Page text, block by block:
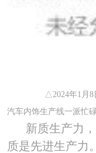
△2024年1 月 8
汽车内饰生产线一派忙碌
新质生产力
质是先进生产力